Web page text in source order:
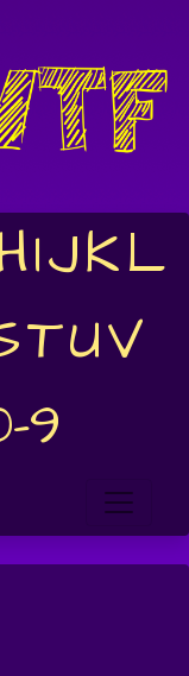
IJKL
TUV
9